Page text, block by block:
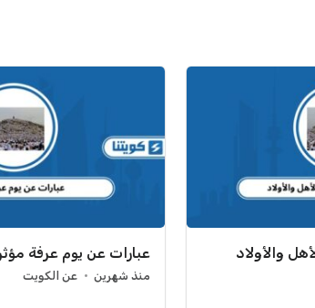
والأولاد
عبارات عن يوم عرفة مؤثرة
منذ شهرين عن الكويت